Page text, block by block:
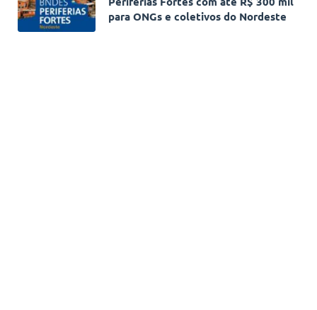
para ONGs e coletivos do Nordeste